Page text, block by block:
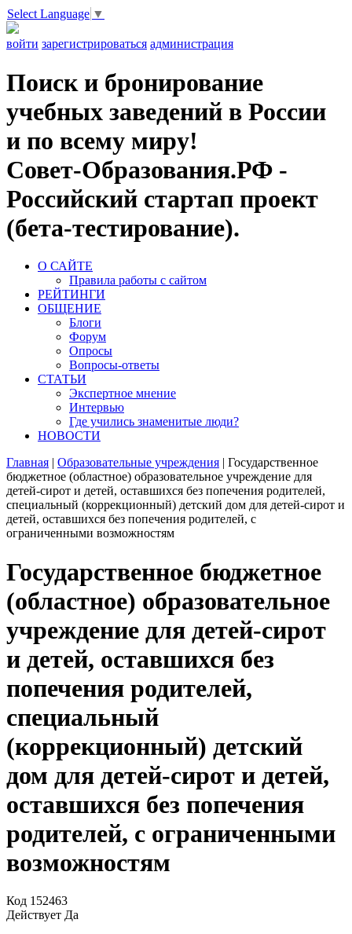
Select Language ▼
войти зарегистрироваться администрация
Поиск и бронирование
учебных заведений в России
и по всему миру!
Совет-Образования.РФ -
Российский стартап проект
(бета-тестирование).
О САЙТЕ
Правила работы с сайтом
РЕЙТИНГИ
ОБЩЕНИЕ
Блоги
Форум
Опросы
Вопросы-ответы
СТАТЬИ
Экспертное мнение
Интервью
Где учились знаменитые люди?
НОВОСТИ
Главная | Образовательные учреждения | Государственное
бюджетное (областное) образовательное учреждение для
детей-сирот и детей, оставшихся без попечения родителей,
специальный (коррекционный) детский дом для детей-сирот и
детей, оставшихся без попечения родителей, с
ограниченными возможностям
Государственное бюджетное
(областное) образовательное
учреждение для детей-сирот
и детей, оставшихся без
попечения родителей,
специальный
(коррекционный) детский
дом для детей-сирот и детей,
оставшихся без попечения
родителей, с ограниченными
возможностям
Код 152463
Действует Да